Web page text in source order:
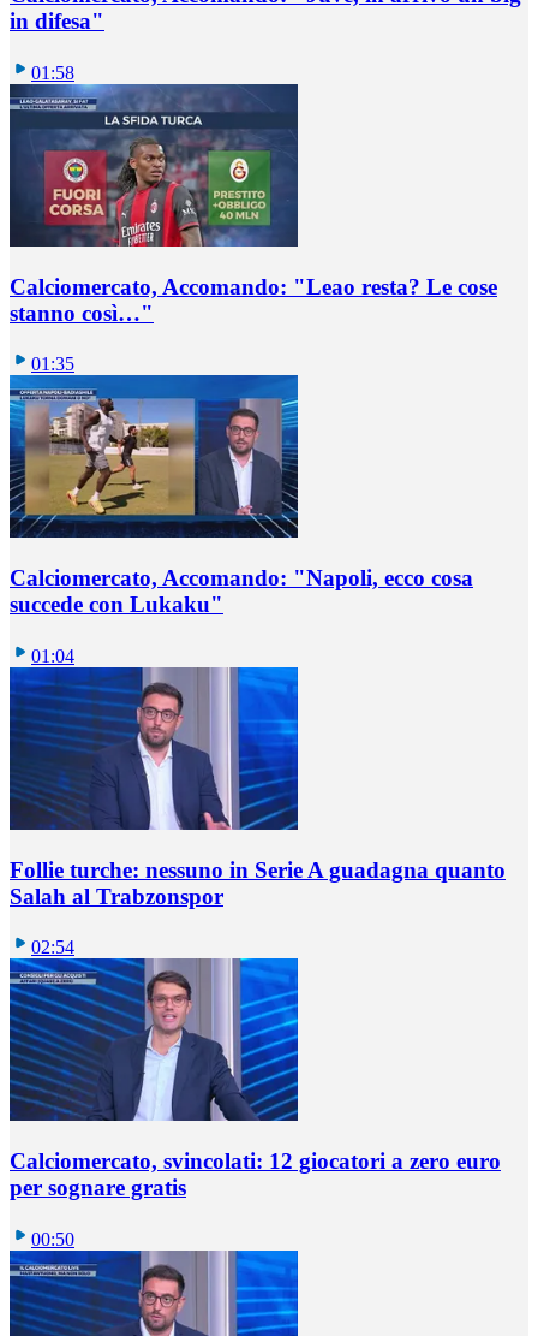
in difesa"
01:58
Calciomercato, Accomando: "Leao resta? Le cose
stanno così…"
01:35
Calciomercato, Accomando: "Napoli, ecco cosa
succede con Lukaku"
01:04
Follie turche: nessuno in Serie A guadagna quanto
Salah al Trabzonspor
02:54
Calciomercato, svincolati: 12 giocatori a zero euro
per sognare gratis
00:50